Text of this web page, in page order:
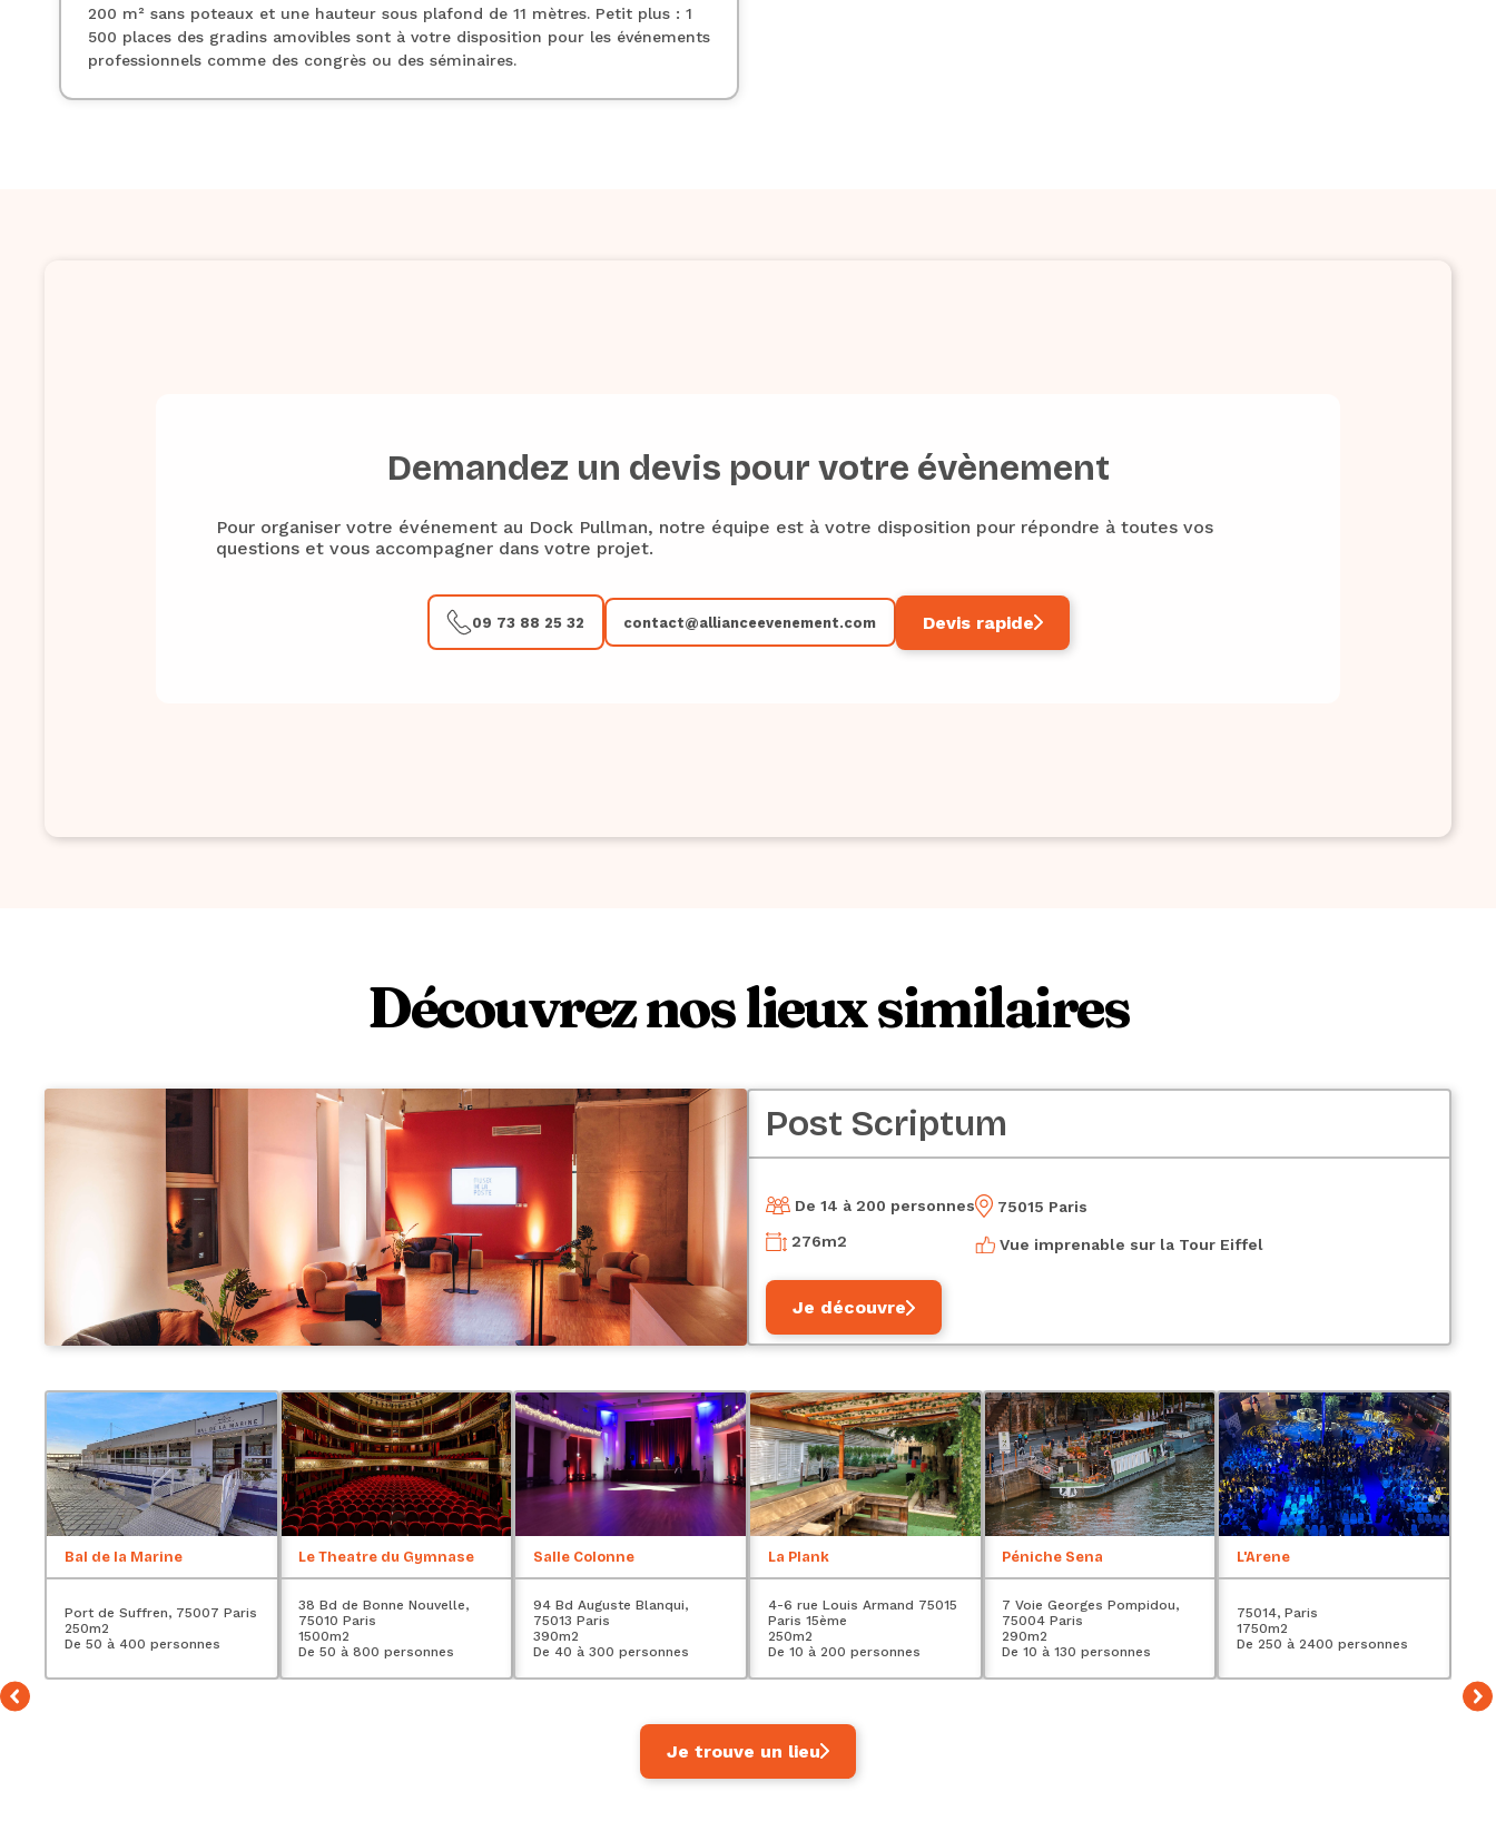
200 m² sans poteaux et une hauteur sous plafond de 11 mètres. Petit plus : 1
500 places des gradins amovibles sont à votre disposition pour les événements
professionnels comme des congrès ou des séminaires.
Demandez un devis pour votre évènement
Pour organiser votre événement au Dock Pullman, notre équipe est à votre disposition pour répondre à toutes vos
questions et vous accompagner dans votre projet.
09 73 88 25 32 contact@allianceevenement.com Devis rapide
Découvrez nos lieux similaires
Post Scriptum
De 14 à 200 personnes
276m2
75015 Paris
Vue imprenable sur la Tour Eiffel
Je découvre
Bal de la Marine
Port de Suffren, 75007 Paris
250m2
De 50 à 400 personnes
Le Theatre du Gymnase
38 Bd de Bonne Nouvelle,
75010 Paris
1500m2
De 50 à 800 personnes
Salle Colonne
94 Bd Auguste Blanqui,
75013 Paris
390m2
De 40 à 300 personnes
La Plank
4-6 rue Louis Armand 75015
Paris 15ème
250m2
De 10 à 200 personnes
Péniche Sena
7 Voie Georges Pompidou,
75004 Paris
290m2
De 10 à 130 personnes
L'Arene
75014, Paris
1750m2
De 250 à 2400 personnes
Je trouve un lieu